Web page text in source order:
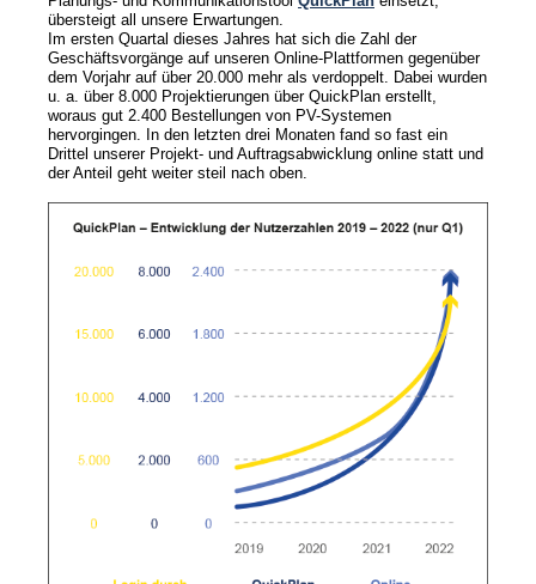
Kontakt
News
Newsmeldungen
Newsletter
Jobs/Studien
übersteigt all unsere Erwartungen.
Im ersten Quartal dieses Jahres hat sich die Zahl der
Geschäftsvorgänge auf unseren Online-Plattformen gegenüber
dem Vorjahr auf über 20.000 mehr als verdoppelt. Dabei wurden
u. a. über 8.000 Projektierungen über QuickPlan erstellt,
woraus gut 2.400 Bestellungen von PV-Systemen
hervorgingen. In den letzten drei Monaten fand so fast ein
Drittel unserer Projekt- und Auftragsabwicklung online statt und
der Anteil geht weiter steil nach oben.